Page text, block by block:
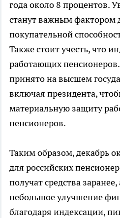
года около 8 процентов.
станут важным фактором
покупательной
Также стоит учесть, что
работающих
принято на высшем
включая президента,
материальную защиту
пенсионеров.
Таким образом, декабрь
для российских
получат средства
небольшое улучшение
благодаря индексации,